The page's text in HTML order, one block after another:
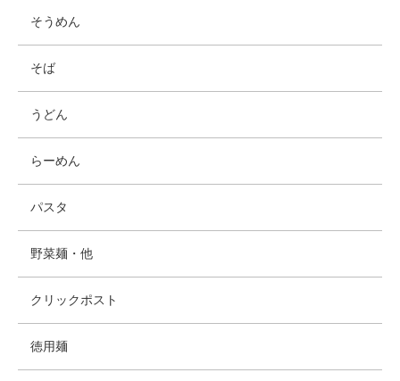
そうめん
そば
うどん
らーめん
パスタ
野菜麺・他
クリックポスト
徳用麺